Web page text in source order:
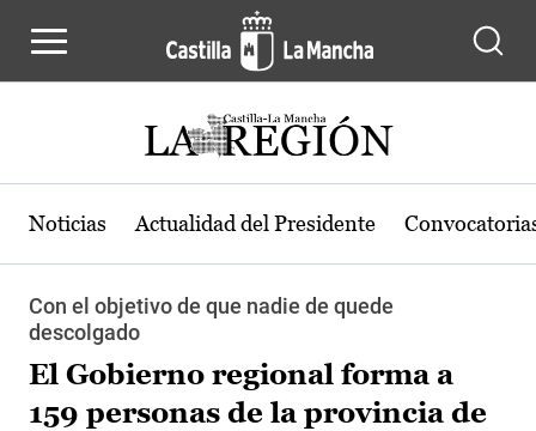
Noticias Actualidad del Presidente
Con el objetivo de que nadie de quede
descolgado
El Gobierno regional forma a
159 personas de la provincia de